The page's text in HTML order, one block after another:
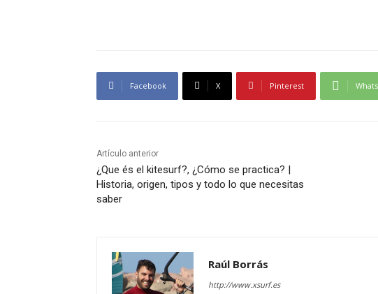
Facebook X Pinterest
Artículo anterior
¿Que és el kitesurf?, ¿Cómo se practica? |
Historia, origen, tipos y todo lo que necesitas
saber
Raúl Borrás
http://www.xsurf.es